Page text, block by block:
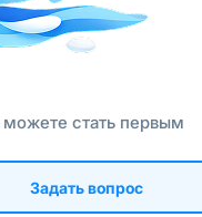
стать первым
Задать вопрос